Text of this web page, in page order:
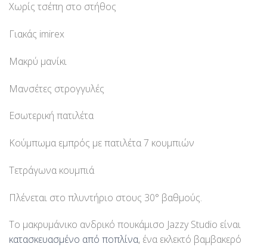
Χωρίς τσέπη στο στήθος
Γιακάς imirex
Μακρύ μανίκι
Μανσέτες στρογγυλές
Εσωτερική πατιλέτα
Κούμπωμα εμπρός με πατιλέτα 7 κουμπιών
Τετράγωνα κουμπιά
Πλένεται στο πλυντήριο στους 30° βαθμούς.
Το μακρυμάνικο ανδρικό πουκάμισο Jazzy Studio είναι
κατασκευασμένο από ποπλίνα, ένα εκλεκτό βαμβακερό